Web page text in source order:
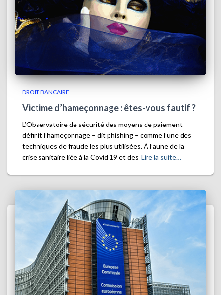
DROIT BANCAIRE
Victime d’hameçonnage : êtes-vous fautif ?
L’Observatoire de sécurité des moyens de paiement
définit l’hameçonnage – dit phishing – comme l’une des
techniques de fraude les plus utilisées. À l’aune de la
crise sanitaire liée à la Covid 19 et des Lire la suite…